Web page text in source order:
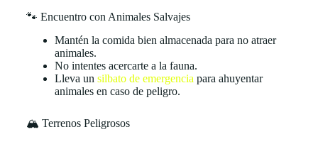
🐾 Encuentro con Animales Salvajes
Mantén la comida bien almacenada para no atraer
animales.
No intentes acercarte a la fauna.
Lleva un silbato de emergencia para ahuyentar
animales en caso de peligro.
🏔️ Terrenos Peligrosos